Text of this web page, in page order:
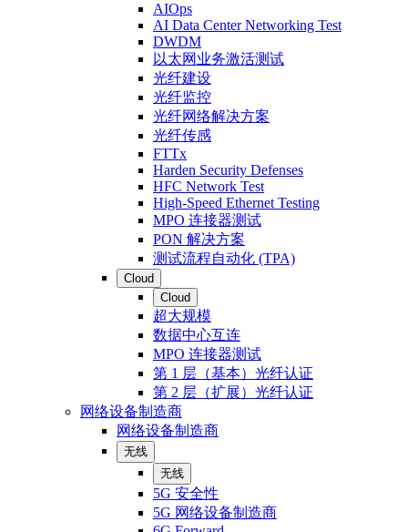
AIOps
AI Data Center Networking Test
DWDM
以太网业务激活测试
光纤建设
光纤监控
光纤网络解决方案
光纤传感
FTTx
Harden Security Defenses
HFC Network Test
High-Speed Ethernet Testing
MPO 连接器测试
PON 解决方案
测试流程自动化 (TPA)
Cloud
Cloud
超大规模
数据中心互连
MPO 连接器测试
第 1 层（基本）光纤认证
第 2 层（扩展）光纤认证
网络设备制造商
网络设备制造商
无线
无线
5G 安全性
5G 网络设备制造商